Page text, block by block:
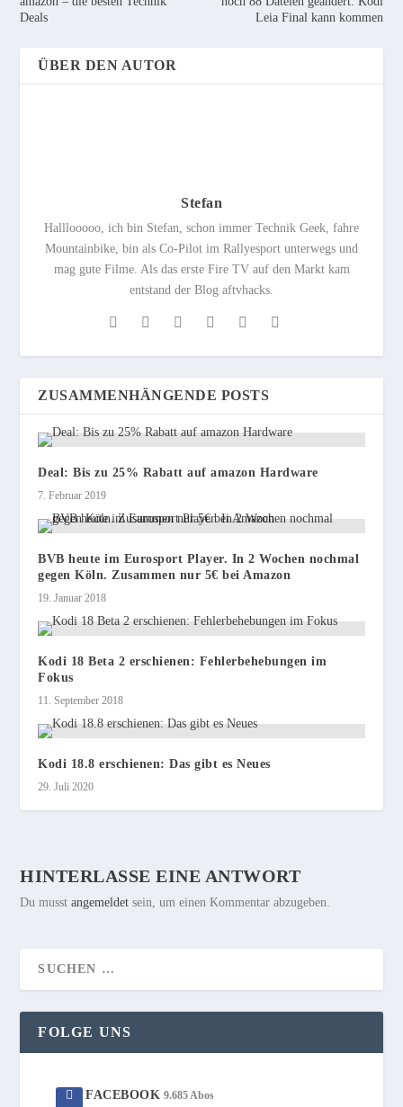
Deals
Leia Final kann kommen
ÜBER DEN AUTOR
Stefan
Halllooooo, ich bin Stefan, schon immer Technik Geek, fahre
Mountainbike, bin als Co-Pilot im Rallyesport unterwegs und
mag gute Filme. Als das erste Fire TV auf den Markt kam
entstand der Blog aftvhacks.
ZUSAMMENHÄNGENDE POSTS
Deal: Bis zu 25% Rabatt auf amazon Hardware
7. Februar 2019
BVB heute im Eurosport Player. In 2 Wochen nochmal
gegen Köln. Zusammen nur 5€ bei Amazon
19. Januar 2018
Kodi 18 Beta 2 erschienen: Fehlerbehebungen im
Fokus
11. September 2018
Kodi 18.8 erschienen: Das gibt es Neues
29. Juli 2020
HINTERLASSE EINE ANTWORT
Du musstangemeldet sein, um einen Kommentar abzugeben.
FOLGE UNS
FACEBOOK 9.685 Abos